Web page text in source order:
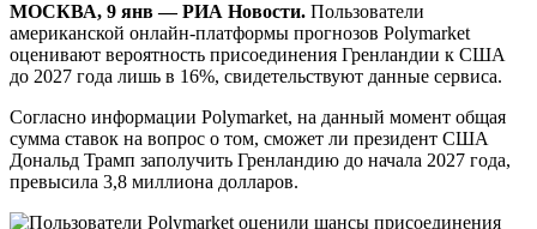
МОСКВА, 9 янв — РИА Новости. Пользователи
американской онлайн-платформы прогнозов Polymarket
оценивают вероятность присоединения Гренландии к США
до 2027 года лишь в 16%, свидетельствуют данные сервиса.
Согласно информации Polymarket, на данный момент общая
сумма ставок на вопрос о том, сможет ли президент США
Дональд Трамп заполучить Гренландию до начала 2027 года,
превысила 3,8 миллиона долларов.